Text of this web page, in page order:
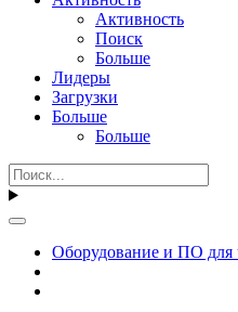
Активность
Поиск
Больше
Лидеры
Загрузки
Больше
Больше
Оборудование и ПО для